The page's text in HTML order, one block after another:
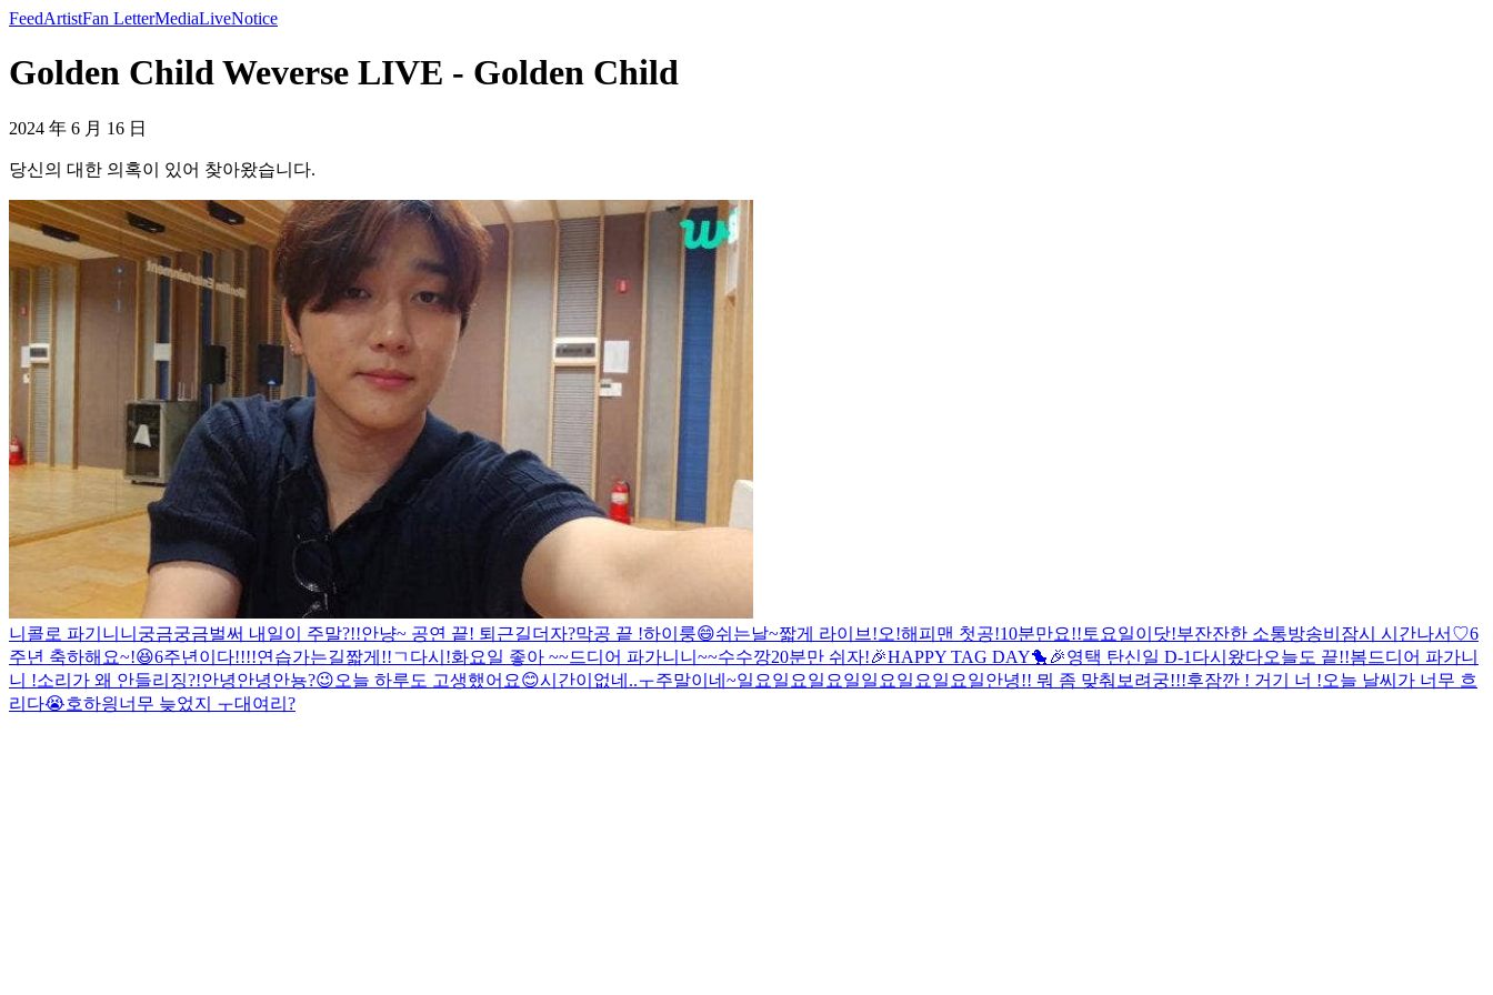
FeedArtistFan LetterMediaLiveNotice
Golden Child Weverse LIVE - Golden Child
2024 年 6 月 16 日
당신의 대한 의혹이 있어 찾아왔습니다.
니콜로 파기니니 궁금궁금벌써 내일이 주말?!!안냥~ 공연 끝! 퇴근길더 자?막공 끝 !하이룽😄쉬는날~짧게 라이브!오!해피맨 첫공!10분만요!! 토요일이닷!부잔잔한 소통방송비 잠시 시간나서♡6
주년 축하해요~!😆6주년이다!!!!연습가는길짧게!!ㄱ 다시!화요일 좋아 ~~드디어 파가니니~~수수깡20분만 쉬자!🎉HAPPY TAG DAY🐤🎉영택 탄신일 D-1 다시왔다오늘도 끝!!봄드디어 파가니
니 !소리가 왜 안들리징?!안녕안녕안뇽?😉오늘 하루도 고생했어요😊시간이없네..ㅜ주말이네~일요일요일요일일요일요일요일안녕!! 뭐 좀 맞춰보려궁!!!후잠깐 ! 거기 너 !오늘 날씨가 너무 흐
리다😭호하읭너무 늦었지 ㅜ대여리?